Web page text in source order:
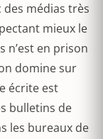
des médias très
mieux le
n’est en prison
domine sur
écrite est
bulletins de
les bureaux de